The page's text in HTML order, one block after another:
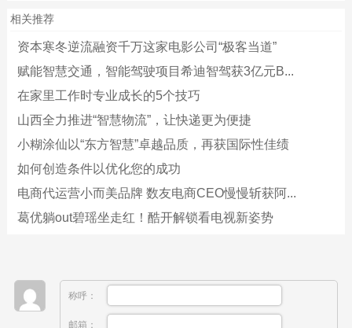
相关推荐
资本寒冬逆流融资千万这家电影公司“极客当道”
赋能智慧交通，智能驾驶项目希迪智驾获3亿元B...
在家里工作时专业成长的5个技巧
山西全力推进“智慧物流”，让快递更为便捷
小糊涂仙以“东方智慧”卓越品质，再获国际性佳绩
如何创造条件以优化您的成功
电商代运营小而美品牌 数友电商CEO慢慢斩获阿...
葛优躺out碧瑶坐走红！酷开解锁看电视新姿势
称呼：
邮箱：